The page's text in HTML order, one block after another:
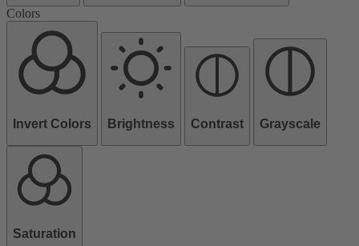
Colors
Invert Colors Brightness Contrast Grayscale
Saturation